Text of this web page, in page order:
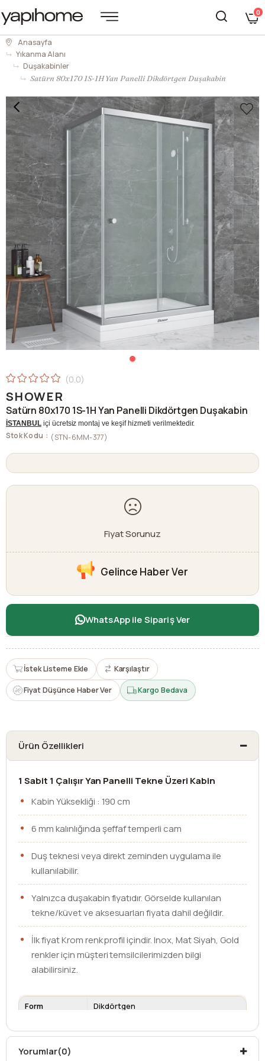
0
Anasayfa
Yıkanma Alanı
Duşakabinler
Satürn 80x170 1S-1H Yan Panelli Dikdörtgen Duşakabin
0.0
SHOWER
Satürn 80x170 1S-1H Yan Panelli Dikdörtgen Duşakabin
İSTANBULiçi ücretsiz montaj ve keşif hizmeti verilmektedir.
Stok Kodu (STN-6MM-377)
Fiyat Sorunuz
Gelince Haber Ver
WhatsApp ile Sipariş Ver
İstek Listeme Ekle Karşılaştır
Fiyat Düşünce Haber Ver Kargo Bedava
Ürün Özellikleri
1 Sabit 1 Çalışır Yan Panelli Tekne Üzeri Kabin
Kabin Yüksekliği : 190 cm
6 mm kalınlığında şeffaf temperli cam
Duş teknesi veya direkt zeminden uygulama ile
kullanılabilir.
Yalnızca duşakabin fiyatıdır. Görselde kullanılan
tekne/küvet ve aksesuarları fiyata dahil değildir.
İlk fiyat Krom renk profil içindir. Inox, Mat Siyah, Gold
renkler için müşteri temsilcilerimizden bilgi
alabilirsiniz.
Form
Dikdörtgen
Cam Kalınlığı
Yorumlar(0)